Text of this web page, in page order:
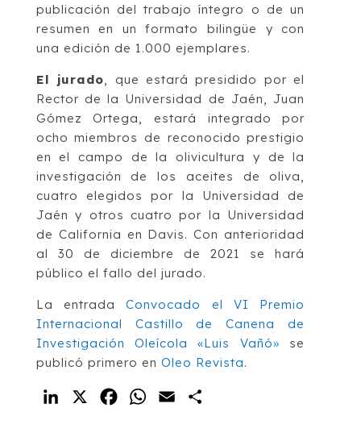
publicación del trabajo íntegro o de un
resumen en un formato bilingüe y con
una edición de 1.000 ejemplares.
El jurado , que estará presidido por el
Rector de la Universidad de Jaén, Juan
Gómez Ortega, estará integrado por
ocho miembros de reconocido prestigio
en el campo de la olivicultura y de la
investigación de los aceites de oliva,
cuatro elegidos por la Universidad de
Jaén y otros cuatro por la Universidad
de California en Davis. Con anterioridad
al 30 de diciembre de 2021 se hará
público el fallo del jurado.
La entradaConvocado el VI Premio
Internacional Castillo de Canena de
Investigación Oleícola «Luis Vañó» se
publicó primero en Oleo Revista.
LinkedIn FacebookWhatsApp
Email